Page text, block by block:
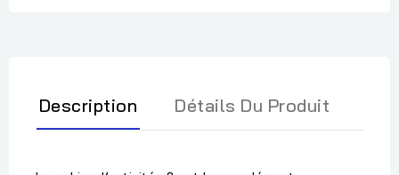
Description Détails Du Produit